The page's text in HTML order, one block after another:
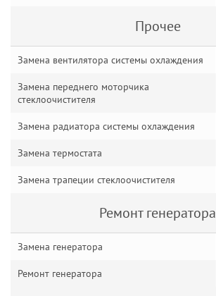
Прочее
Замена вентилятора системы охлаждения
Замена переднего моторчика
стеклоочистителя
Замена радиатора системы охлаждения
Замена термостата
Замена трапеции стеклоочистителя
Ремонт генератора
Замена генератора
Ремонт генератора